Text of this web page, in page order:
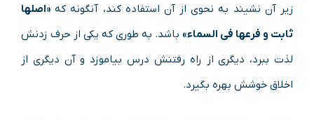
زیر آن نشیند به نحوی از آن استفاده کند، آنگونه که«اصلها
ثابت و فرعها فی السماء» باشد. به طوری که یکی از حرف زدنش
لذت ببرد، دیگری از راه رفتنش درس بیاموزد و آن دیگری از
اخلاق خوشش بهره بگیرد.